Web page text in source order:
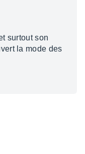
surtout son
la mode des